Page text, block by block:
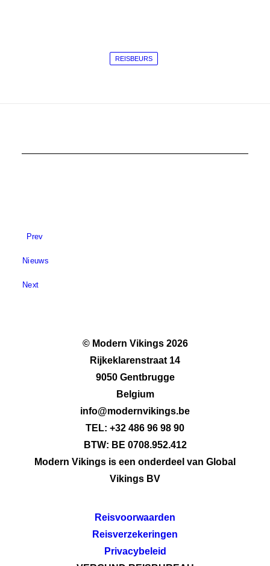
REISBEURS
Prev
Nieuws
Next
© Modern Vikings 2026
Rijkeklarenstraat 14
9050 Gentbrugge
Belgium
info@modernvikings.be
TEL: +32 486 96 98 90
BTW: BE 0708.952.412
Modern Vikings is een onderdeel van Global
Vikings BV
Reisvoorwaarden
Reisverzekeringen
Privacybeleid